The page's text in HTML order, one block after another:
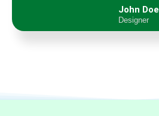
John Doe
Designer